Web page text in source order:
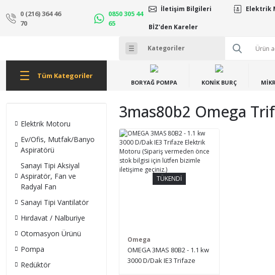
0 (216) 364 46
70
0850 305 44
65
İletişim Bilgileri Elektrik
BİZ'den Kareler
Tüm Kategoriler
BORYAĞ POMPA KONİK BURÇ
Elektrik Motoru
Ev/Ofis, Mutfak/Banyo
Aspiratörü
Sanayi Tipi Aksiyal
Aspiratör, Fan ve
Radyal Fan
Sanayi Tipi Vantilatör
Hırdavat / Nalburiye
Otomasyon Ürünü
Pompa
Redüktör
3mas80b2 Omega
TÜKENDİ
Omega
OMEGA 3MAS 80B2 - 1.1 kw
3000 D/Dak IE3 Trifaze